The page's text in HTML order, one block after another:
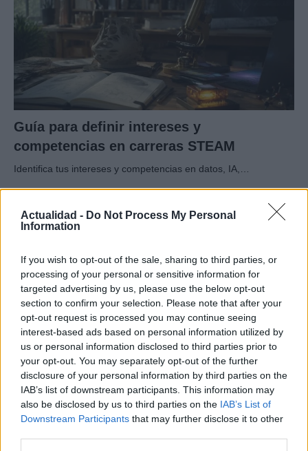
Actualidad - Do Not Process My Personal
Information
If you wish to opt-out of the sale, sharing to third parties, or
processing of your personal or sensitive information for
targeted advertising by us, please use the below opt-out
section to confirm your selection. Please note that after your
opt-out request is processed you may continue seeing
interest-based ads based on personal information utilized by
us or personal information disclosed to third parties prior to
your opt-out. You may separately opt-out of the further
disclosure of your personal information by third parties on the
IAB’s list of downstream participants. This information may
also be disclosed by us to third parties on the IAB’s List of
Downstream Participants that may further disclose it to other
Guía para definir intereses y
competencias en carreras STEAM
Identifica tus intereses y competencias en datos, IA,…
CIENCIA Y TECNOLOGÍA
Protocolos de seguridad ocular y
consejos para fotografiar eclipses solares
Un eclipse solar es un espectáculo natural que…